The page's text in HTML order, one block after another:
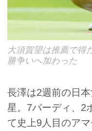
大須賀望は推薦で得
勝争いへ加わった
長澤は2週前の日
星。7バーディ、2
て史上9人目のア